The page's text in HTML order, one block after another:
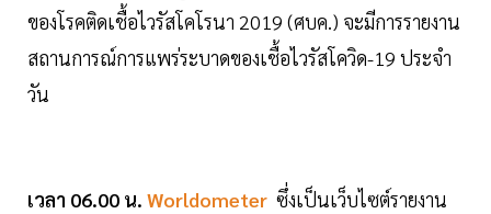
ของโรคติดเชื้อไวรัสโคโรนา 2019 (ศบค.) จะมีการรายงาน
สถานการณ์การแพร่ระบาดของเชื้อไวรัสโควิด-19 ประจำ
วัน
เวลา 06.00 น. Worldometer ซึ่งเป็นเว็บไซต์รายงาน